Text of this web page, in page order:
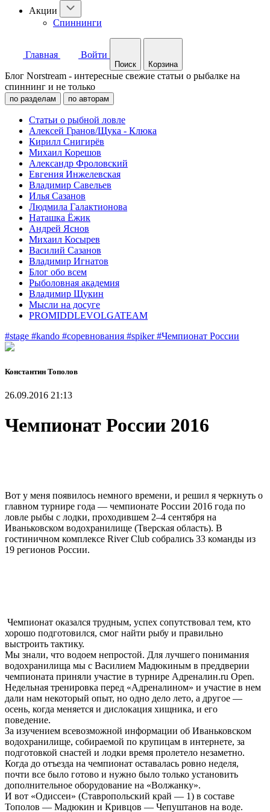
Акции
Спиннинги
Главная Войти
Поиск Корзина
Блог Norstream - интересные свежие статьи о рыбалке на
спиннинг и не только
по разделам по авторам
Статьи о рыбной ловле
Алексей Гранов/Щука - Клюка
Кирилл Снигирёв
Михаил Корешов
Александр Фроловский
Евгения Инжелевская
Владимир Савельев
Илья Сазанов
Людмила Галактионова
Наташка Ёжик
Андрей Яснов
Михаил Косырев
Василий Сазанов
Владимир Игнатов
Блог обо всем
Рыболовная академия
Владимир Щукин
Мысли на досуге
PROMIDDLEVOLGATEAM
#stage #kando #соревнования #spiker#Чемпионат России
Константин Тополов
26.09.2016 21:13
Чемпионат России 2016
Вот у меня появилось немного времени, и решил я черкнуть о
главном турнире года — чемпионате России 2016 года по
ловле рыбы с лодки, проходившем 2–4 сентября на
Иваньковском водохранилище (Тверская область). В
гостиничном комплексе River Club собрались 33 команды из
19 регионов России.
Чемпионат оказался трудным, успех сопутствовал тем, кто
хорошо подготовился, смог найти рыбу и правильно
выстроить тактику.
Мы знали, что водоем непростой. Для лучшего понимания
водохранилища мы с Василием Мадюкиным в преддверии
чемпионата приняли участие в турнире Адреналин.ru Open.
Недельная тренировка перед «Адреналином» и участие в нем
дали нам некоторый опыт, но одно дело лето, а другое —
осень, когда меняется и дислокация хищника, и его
поведение.
За изучением всевозможной информации об Иваньковском
водохранилище, собираемой по крупицам в интернете, за
подготовкой снастей и лодки время пролетело незаметно.
Когда до отъезда на чемпионат оставалась ровно неделя,
почти все было готово и нужно было только установить
дополнительное оборудование на «Волжанку».
И вот «Одиссеи» (Ставропольский край — 1) в составе
Тополов — Мадюкин и Кривцов — Чепуштанов на воде.